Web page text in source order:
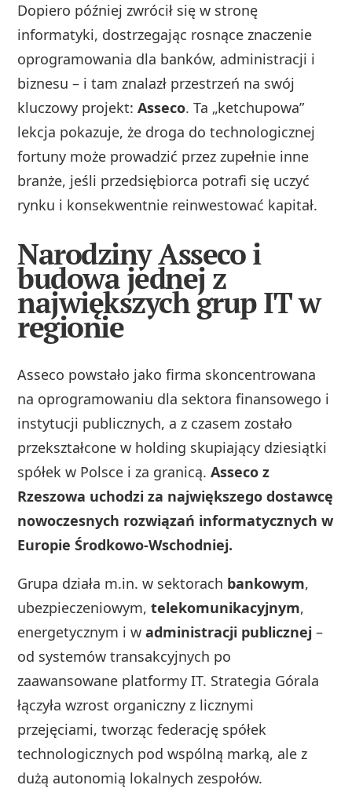
Dopiero później zwrócił się w stronę
informatyki, dostrzegając rosnące znaczenie
oprogramowania dla banków, administracji i
biznesu – i tam znalazł przestrzeń na swój
kluczowy projekt:Asseco. Ta „ketchupowa”
lekcja pokazuje, że droga do technologicznej
fortuny może prowadzić przez zupełnie inne
branże, jeśli przedsiębiorca potrafi się uczyć
rynku i konsekwentnie reinwestować kapitał.
Narodziny Asseco i
budowa jednej z
największych grup IT w
regionie
Asseco powstało jako firma skoncentrowana
na oprogramowaniu dla sektora finansowego i
instytucji publicznych, a z czasem zostało
przekształcone w holding skupiający dziesiątki
spółek w Polsce i za granicą.Asseco z
Rzeszowa uchodzi za największego dostawcę
nowoczesnych rozwiązań informatycznych w
Europie Środkowo‑Wschodniej.
Grupa działa m.in. w sektorach bankowym,
ubezpieczeniowym,telekomunikacyjnym,
energetycznym i wadministracji publicznej –
od systemów transakcyjnych po
zaawansowane platformy IT. Strategia Górala
łączyła wzrost organiczny z licznymi
przejęciami, tworząc federację spółek
technologicznych pod wspólną marką, ale z
dużą autonomią lokalnych zespołów.